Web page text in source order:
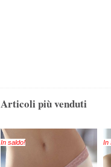
Articoli più venduti
In saldo! In